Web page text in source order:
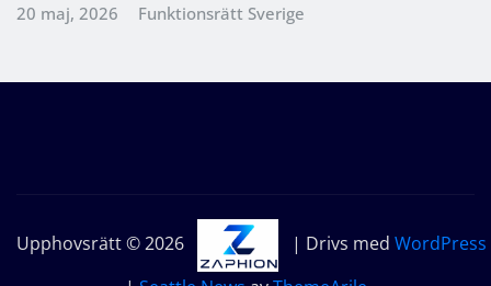
20 maj, 2026 Funktionsrätt Sverige
Upphovsrätt © 2026 | Drivs med WordPress